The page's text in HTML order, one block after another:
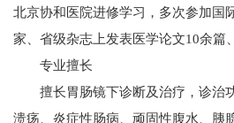
北京协和医院进修学习，多次参加国
家、省级杂志上发表医学论文10余篇
专业擅长
擅长胃肠镜下诊断及治疗，诊治
溃疡、炎症性肠病、顽固性腹水、胰